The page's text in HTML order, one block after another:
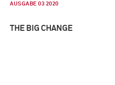
AUSGABE 03 2020
THE BIG CHANGE